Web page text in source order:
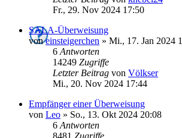
Fr., 29. Nov 2024 17:50
SALA-Überweisung
voneinsteigerchen » Mi., 17. Jan 2024
6 Antworten
14249 Zugriffe
Letzter Beitrag von Völkser
Mi., 20. Nov 2024 17:44
Empfänger einer Überweisung
von Leo » So., 13. Okt 2024 20:08
6 Antworten
8481 Zugriffe